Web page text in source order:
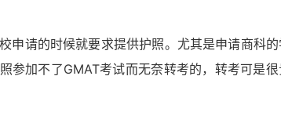
申请的时候就要求提供护照。尤其是申请商科
参加不了GMAT考试而无奈转考的，转考可是